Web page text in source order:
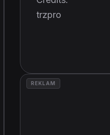
trzpro
REKLAM